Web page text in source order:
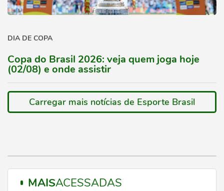
DIA DE COPA
Copa do Brasil 2026: veja quem joga hoje
(02/08) e onde assistir
Carregar mais notícias de Esporte Brasil
MAISACESSADAS